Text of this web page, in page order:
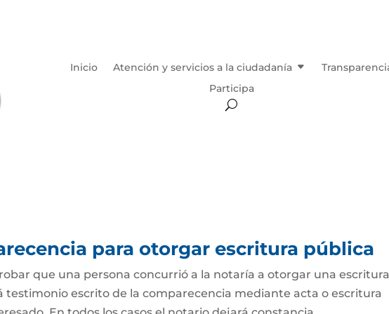
Inicio Atención y servicios a la ciudadanía
Participa
para otorgar escritura pública
que una persona concurrió a la notaría a otorgar una
testimonio escrito de la comparecencia mediante acta o escritura